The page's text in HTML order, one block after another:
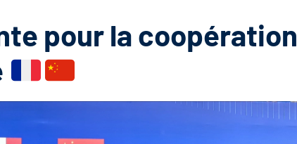
pour la coopération